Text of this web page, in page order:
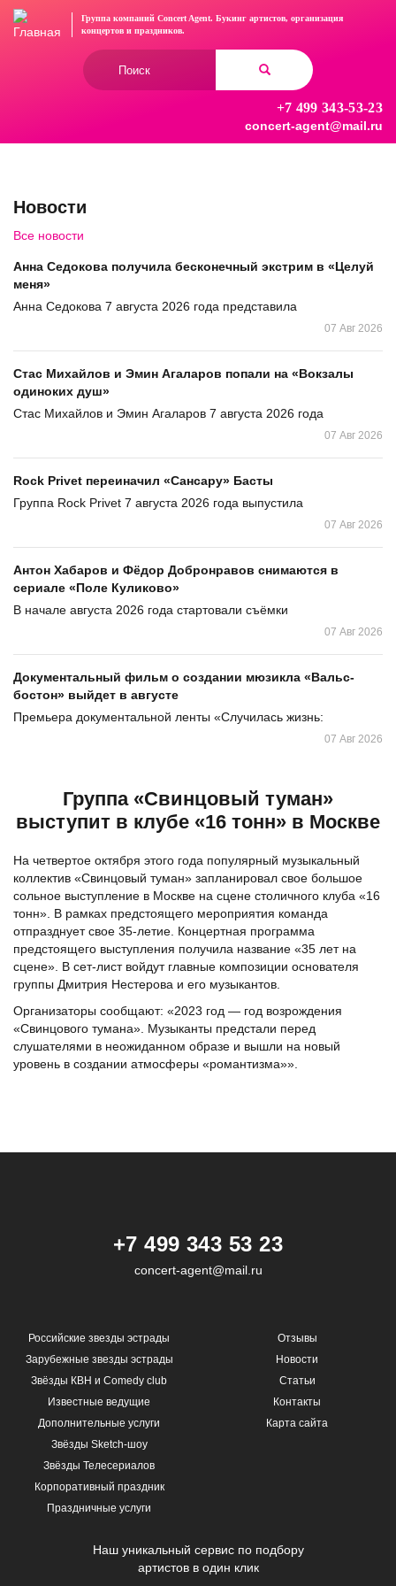
Перейти
Группа компаний Concert Agent. Букинг артистов, организация
концертови праздников.
+7 499 343-53-23
concert-agent@mail.ru
Новости
Все новости
Анна Седокова получила бесконечный экстрим в «Целуй
меня»
Анна Седокова 7 августа 2026 года представила
07 Авг 2026
Стас Михайлов и Эмин Агаларов попали на «Вокзалы
одиноких душ»
Стас Михайлов и Эмин Агаларов 7 августа 2026 года
07 Авг 2026
Rock Privet переиначил «Сансару» Басты
Группа Rock Privet 7 августа 2026 года выпустила
07 Авг 2026
Антон Хабаров и Фёдор Добронравов снимаются в
сериале «Поле Куликово»
В начале августа 2026 года стартовали съёмки
07 Авг 2026
Документальный фильм о создании мюзикла «Вальс-
бостон» выйдет в августе
Премьера документальной ленты «Случилась жизнь:
07 Авг 2026
Группа «Свинцовый туман»
выступит в клубе «16 тонн» в Москве
На четвертое октября этого года популярный музыкальный
коллектив «Свинцовый туман» запланировал свое большое
сольное выступление в Москве на сцене столичного клуба «16
тонн». В рамках предстоящего мероприятия команда
отпразднует свое 35-летие. Концертная программа
предстоящего выступления получила название «35 лет на
сцене». В сет-лист войдут главные композиции основателя
группы Дмитрия Нестерова и его музыкантов.
Организаторы сообщают: «2023 год — год возрождения
«Свинцового тумана». Музыканты предстали перед
слушателями в неожиданном образе и вышли на новый
уровень в создании атмосферы «романтизма»».
+7 499 343 53 23
concert-agent@mail.ru
Российские звезды эстрады
Зарубежные звезды эстрады
Звёзды КВН и Comedy club
Известные ведущие
Дополнительные услуги
Звёзды Sketch-шоу
Звёзды Телесериалов
Корпоративный праздник
Праздничные услуги
Отзывы
Новости
Статьи
Контакты
Карта сайта
Наш уникальный сервис по подбору
артистов в один клик